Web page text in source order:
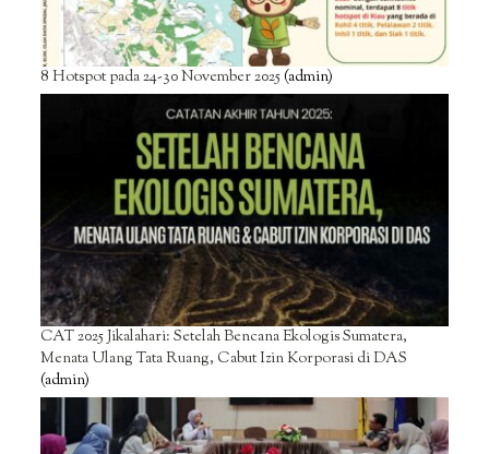
8 Hotspot pada 24-30 November 2025(admin)
CAT 2025 Jikalahari: Setelah Bencana Ekologis Sumatera,
Menata Ulang Tata Ruang, Cabut Izin Korporasi di DAS
(admin)